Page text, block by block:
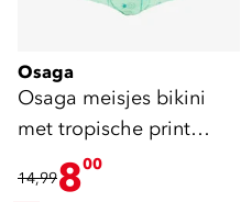
Osaga
Osaga meisjes bikini
met tropische print
groen
14,99800